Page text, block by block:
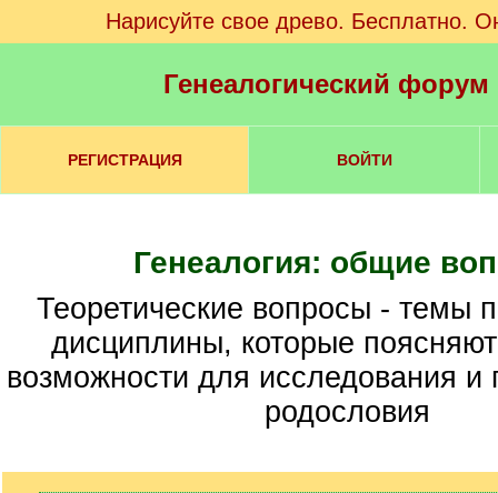
Нарисуйте свое древо. Бесплатно.
Генеалогический
РЕГИСТРАЦИЯ ВОЙТИ
Генеалогия: общие
Теоретические вопросы - темы по структуре
дисциплины, которые
возможности для исследования и
родословия